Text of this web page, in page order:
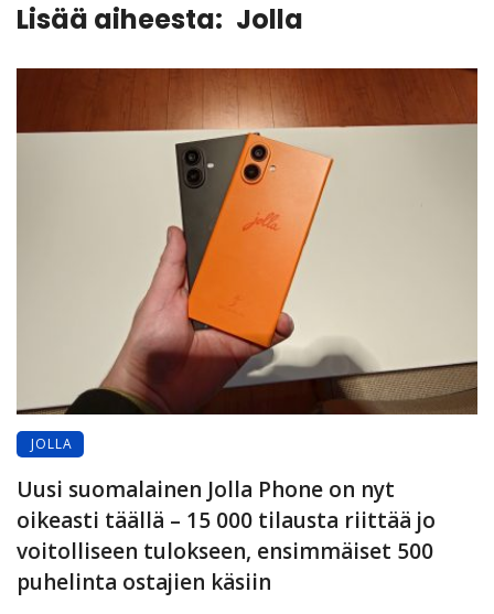
Lisää aiheesta: Jolla
JOLLA
Uusi suomalainen Jolla Phone on nyt
oikeasti täällä – 15 000 tilausta riittää jo
voitolliseen tulokseen, ensimmäiset 500
puhelinta ostajien käsiin